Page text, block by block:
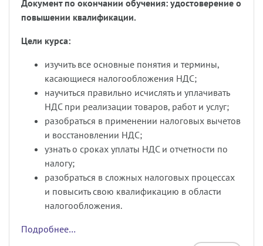
Документ по окончании обучения: удостоверение о
повышении квалификации.
Цели курса:
изучить все основные понятия и термины,
касающиеся налогообложения НДС;
научиться правильно исчислять и уплачивать
НДС при реализации товаров, работ и услуг;
разобраться в применении налоговых вычетов
и восстановлении НДС;
узнать о сроках уплаты НДС и отчетности по
налогу;
разобраться в сложных налоговых процессах
и повысить свою квалификацию в области
налогообложения.
Подробнее…